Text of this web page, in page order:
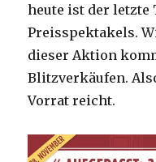
heute ist der letzte
Preisspektakels.
dieser Aktion
Blitzverkäufen.
Vorrat reicht.